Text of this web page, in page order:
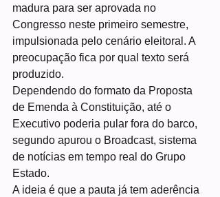
madura para ser aprovada no
Congresso neste primeiro semestre,
impulsionada pelo cenário eleitoral. A
preocupação fica por qual texto será
produzido.
Dependendo do formato da Proposta
de Emenda à Constituição, até o
Executivo poderia pular fora do barco,
segundo apurou o Broadcast, sistema
de notícias em tempo real do Grupo
Estado.
A ideia é que a pauta já tem aderência